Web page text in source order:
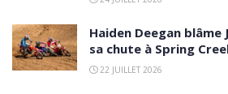
Haiden Deegan
sa chute à Spring
22 JUILLET 2026